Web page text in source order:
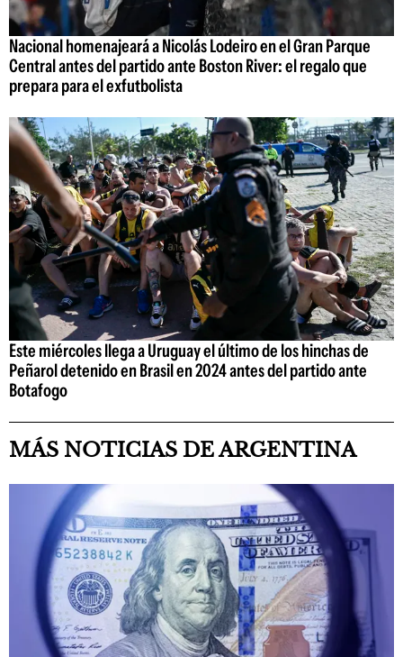
Nacional homenajeará a Nicolás Lodeiro en el Gran Parque
Central antes del partido ante Boston River: el regalo que
prepara para el exfutbolista
Este miércoles llega a Uruguay el último de los hinchas de
Peñarol detenido en Brasil en 2024 antes del partido ante
Botafogo
MÁS NOTICIAS DE ARGENTINA